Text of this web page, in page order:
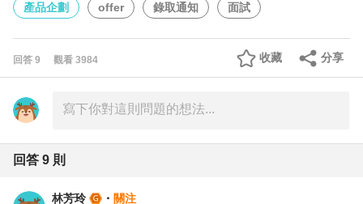
產品企劃 offer 錄取通知 面試
回答 9 觀看 3984 分享
收藏
回答 9 則
林芳玲 ・ 關注